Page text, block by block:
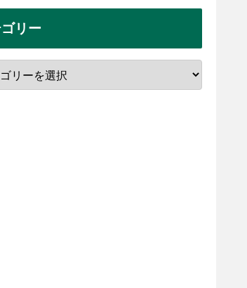
リー